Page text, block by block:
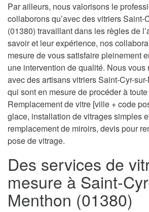
Par ailleurs, nous valorisons le
collaborons qu’avec des vitriers Saint-
(01380) travaillant dans les règles de
savoir et leur expérience, nos
mesure de vous satisfaire pleinement
une intervention de qualité. Nous vous
avec des artisans vitriers Saint-Cyr-
qui sont en mesure de procéder à
Remplacement de vitre [ville + code
glace, installation de vitrages simples
remplacement de miroirs, devis pour
pose de vitrage.
Des services de
mesure à Saint-
Menthon (01380)